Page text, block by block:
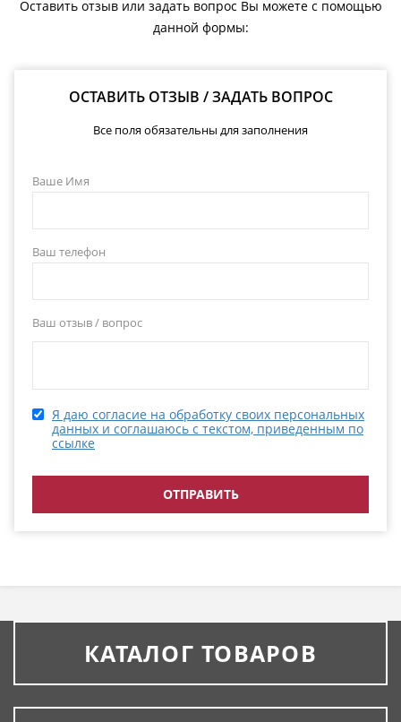
Оставить отзыв или задать вопрос Вы можете с помощью
данной формы:
ОСТАВИТЬ ОТЗЫВ / ЗАДАТЬ ВОПРОС
Все поля обязательны для заполнения
Ваше Имя
Ваш телефон
Ваш отзыв / вопрос
Я даю согласие на обработку своих персональных
данных и соглашаюсь с текстом, приведенным по
ссылке
КАТАЛОГ ТОВАРОВ